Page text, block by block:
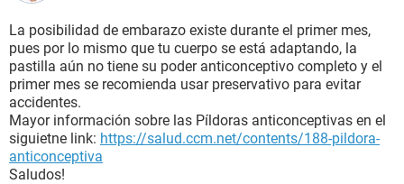
La posibilidad de embarazo existe durante el primer mes,
pues por lo mismo que tu cuerpo se está adaptando, la
pastilla aún no tiene su poder anticonceptivo completo y el
primer mes se recomienda usar preservativo para evitar
accidentes.
Mayor información sobre las Píldoras anticonceptivas en el
siguietne link: https://salud.ccm.net/contents/188-pildora-
anticonceptiva
Saludos!